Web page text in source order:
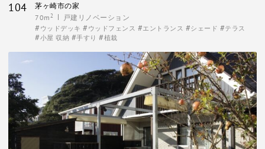
104
茅ヶ崎市の家
70m 2 戸建リノベーション
ウッドデッキ ウッドフェンス エントランス シェード
テラス
小屋 収納
手すり 植栽